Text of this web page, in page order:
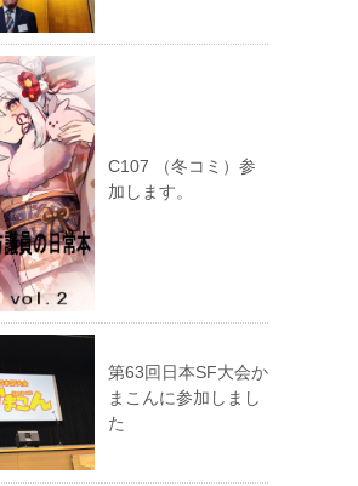
C107 （冬コミ）参
加します。
第63回日本SF大会か
まこんに参加しまし
た